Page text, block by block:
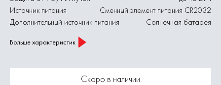
Источник питания
Сменный элемент питания CR2032
Дополнительный источник питания
Солнечная батарея
Больше характеристик
Скоро в наличии